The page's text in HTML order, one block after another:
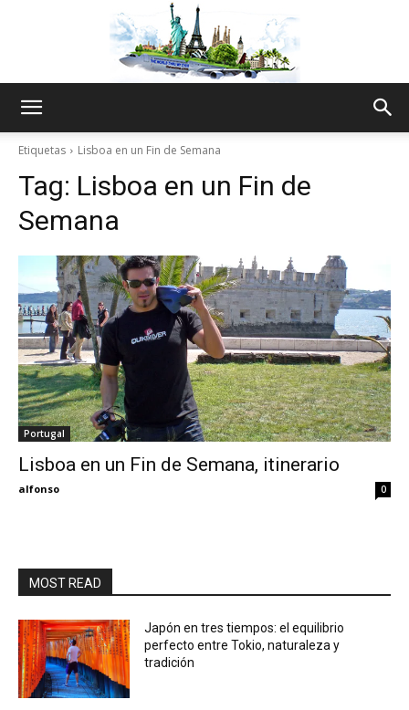
Thru
My
Etiquetas Lisboa en un Fin de Semana
Tag: Lisboa en un Fin de
Semana
Portugal
Lisboa en un Fin de Semana, itinerario
alfonso 0
MOST READ
Japón en tres tiempos: el equilibrio
perfecto entre Tokio, naturaleza y
tradición